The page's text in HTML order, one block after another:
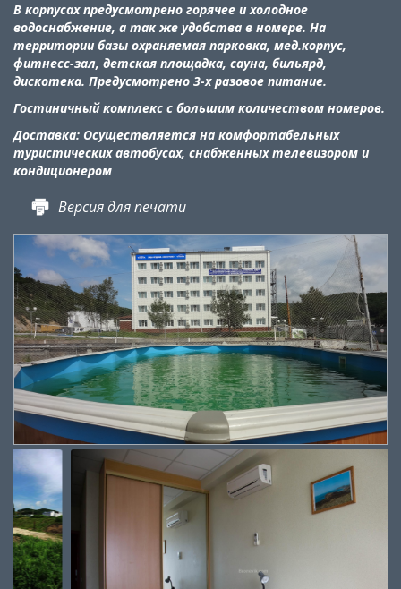
В корпусах предусмотрено горячее и холодное
водоснабжение, а так же удобства в номере. На
территории базы охраняемая парковка, мед.корпус,
фитнесс-зал, детская площадка, сауна, бильярд,
дискотека. Предусмотрено 3-х разовое питание.
Гостиничный комплекс с большим количеством номеров.
Доставка: Осуществляется на комфортабельных
туристических автобусах, снабженных телевизором и
кондиционером
Версия для печати